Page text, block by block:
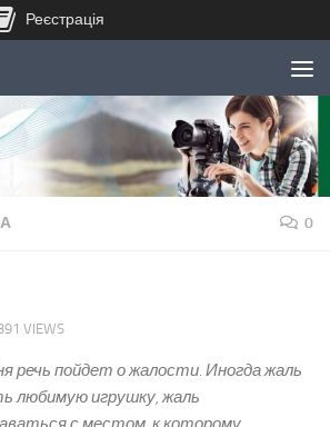
0
VIEWS
речь пойдет о жалости. Иногда жаль
любимую игрушку, жаль
Реєстрація